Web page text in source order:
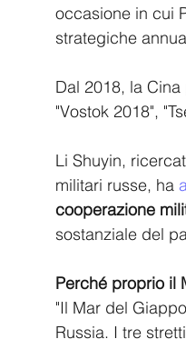
occasione in cui
strategiche
Dal 2018, la
"Vostok 2018",
Li Shuyin,
militari russe, ha
cooperazione
sostanziale del
Perché proprio il
"Il Mar del
Russia. I tre